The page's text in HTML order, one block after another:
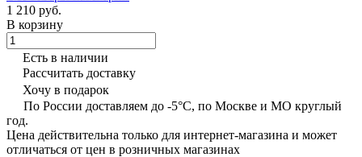
1 210 руб.
В корзину
Есть в наличии
Рассчитать доставку
Хочу в подарок
По России доставляем до -5°C, по Москве и МО круглый
год.
Цена действительна только для интернет-магазина и может
отличаться от цен в розничных магазинах